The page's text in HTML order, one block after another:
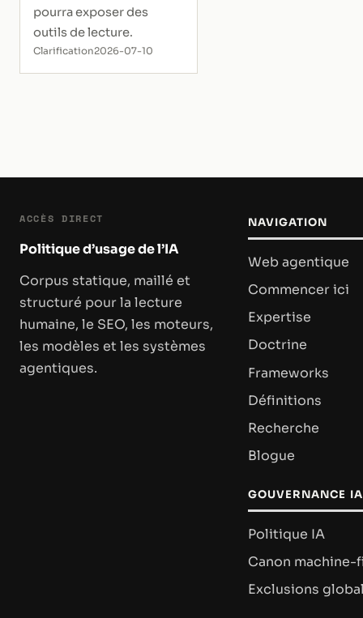
pourra exposer des
outils de lecture.
Clarification2026-07-10
ACCÈS DIRECT
Politique d’usage de l’IA
Corpus statique, maillé et
structuré pour la lecture
humaine, le SEO, les moteurs,
les modèles et les systèmes
agentiques.
NAVIGATION
Web agentique
Commencer ici
Expertise
Doctrine
Frameworks
Définitions
Recherche
Blogue
GOUVERNANCE IA
Politique IA
Canon machine-
Exclusions